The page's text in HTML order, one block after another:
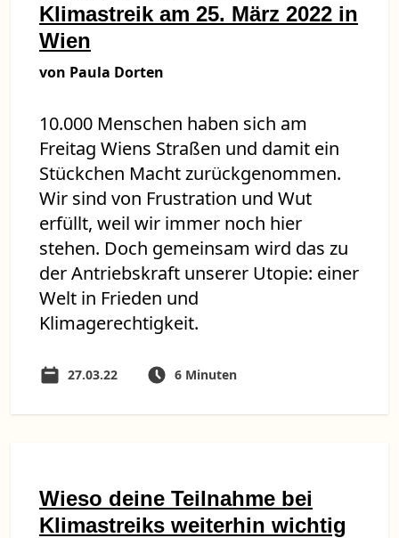
Klimastreik am 25. März 2022 in
Wien
von Paula Dorten
10.000 Menschen haben sich am
Freitag Wiens Straßen und damit ein
Stückchen Macht zurückgenommen.
Wir sind von Frustration und Wut
erfüllt, weil wir immer noch hier
stehen. Doch gemeinsam wird das zu
der Antriebskraft unserer Utopie: einer
Welt in Frieden und
Klimagerechtigkeit.
27.03.22 6 Minuten
Wieso deine Teilnahme bei
Klimastreiks weiterhin wichtig